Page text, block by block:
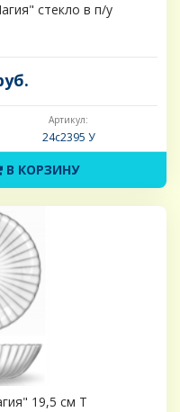
стекло в п/у
Артикул:
24с2395 У
В КОРЗИНУ
19,5 см Т